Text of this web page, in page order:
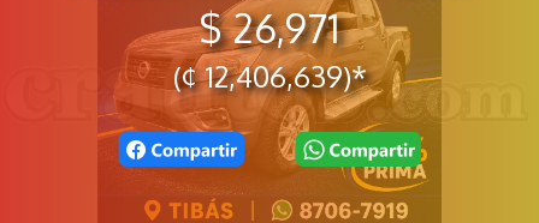
$ 26,971
(¢ 12,406,639)*